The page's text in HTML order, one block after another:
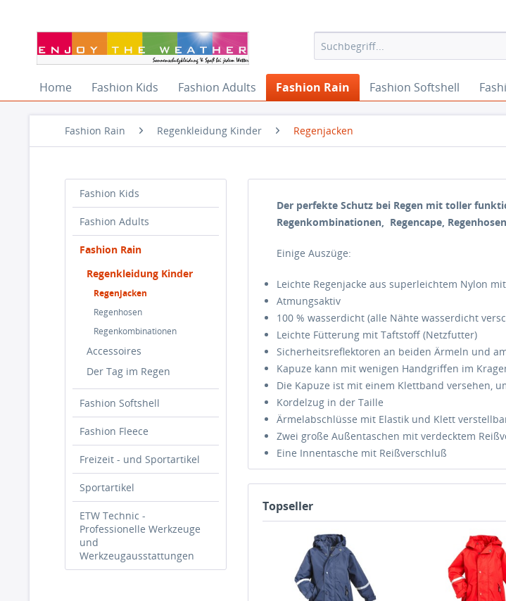
Home Fashion Kids Fashion Adults Fashion Rain Fashion Softshell
Fashion Rain Regenkleidung Kinder Regenjacken
Fashion Kids
Fashion Adults
Fashion Rain
Regenkleidung Kinder
Regenjacken
Regenhosen
Regenkombinationen
Accessoires
Der Tag im Regen
Fashion Softshell
Fashion Fleece
Freizeit - und Sportartikel
Sportartikel
ETW Technic -
Professionelle Werkzeuge
und
Werkzeugausstattungen
Der perfekte Schutz bei Regen mit toller
Regenkombinationen, Regencape,
Einige Auszüge:
Leichte Regenjacke aus superleichtem Nylon
Atmungsaktiv
100 % wasserdicht (alle Nähte wasserdicht
Leichte Fütterung mit Taftstoff (Netzfutter)
Sicherheitsreflektoren an beiden Ärmeln und
Kapuze kann mit wenigen Handgriffen im
Die Kapuze ist mit einem Klettband versehen,
Kordelzug in der Taille
Ärmelabschlüsse mit Elastik und Klett
Zwei große Außentaschen mit verdecktem
Eine Innentasche mit Reißverschluß
Topseller